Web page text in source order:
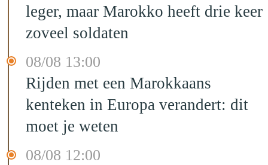
leger, maar Marokko heeft drie keer
zoveel soldaten
08/08 13:00
Rijden met een Marokkaans
kenteken in Europa verandert: dit
moet je weten
08/08 12:00